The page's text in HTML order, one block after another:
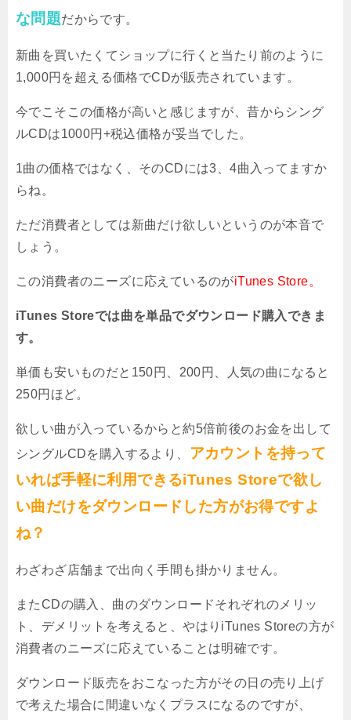
な問題だからです。
新曲を買いたくてショップに行くと当たり前のように
1,000円を超える価格でCDが販売されています。
今でこそこの価格が高いと感じますが、昔からシング
ルCDは1000円+税込価格が妥当でした。
1曲の価格ではなく、そのCDには3、4曲入ってますか
らね。
ただ消費者としては新曲だけ欲しいというのが本音で
しょう。
この消費者のニーズに応えているのがiTunes Store。
iTunes Storeでは曲を単品でダウンロード購入できま
す。
単価も安いものだと150円、200円、人気の曲になると
250円ほど。
欲しい曲が入っているからと約5倍前後のお金を出して
シングルCDを購入するより、 アカウントを持って
いれば手軽に利用できるiTunes Storeで欲し
い曲だけをダウンロードした方がお得ですよ
ね？
わざわざ店舗まで出向く手間も掛かりません。
またCDの購入、曲のダウンロードそれぞれのメリッ
ト、デメリットを考えると、やはりiTunes Storeの方が
消費者のニーズに応えていることは明確です。
ダウンロード販売をおこなった方がその日の売り上げ
で考えた場合に間違いなくプラスになるのですが、